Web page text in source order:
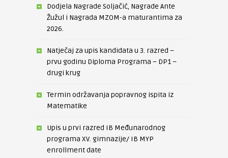
Dodjela Nagrade Soljačić, Nagrade Ante
Žužul i Nagrada MZOM-a maturantima za
2026.
Natječaj za upis kandidata u 3. razred –
prvu godinu Diploma Programa – DP1 –
drugi krug
Termin održavanja popravnog ispita iz
Matematike
Upis u prvi razred IB Međunarodnog
programa XV. gimnazije/ IB MYP
enrollment date